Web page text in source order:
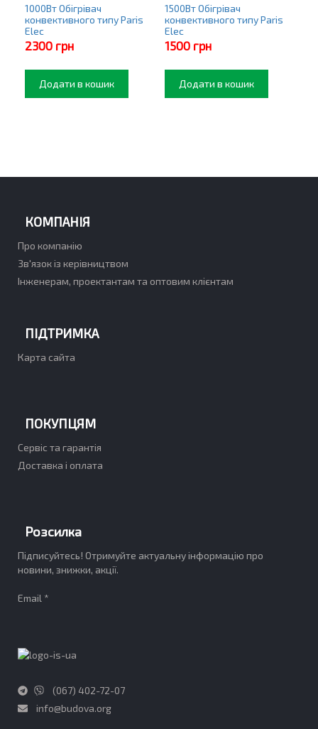
1000Вт Обігрівач
конвективного типу Paris
Elec
2300 грн
Додати в кошик
1500Вт Обігрівач
конвективного типу Paris
Elec
1500 грн
Додати в кошик
КОМПАНІЯ
Про компанію
Зв'язок із керівництвом
Інженерам, проектантам та оптовим клієнтам
ПІДТРИМКА
Карта сайта
ПОКУПЦЯМ
Сервіс та гарантія
Доставка і оплата
Розсилка
Підписуйтесь! Отримуйте актуальну інформацію про
новини, знижки, акції.
Email *
(067) 402-72-07
info@budova.org